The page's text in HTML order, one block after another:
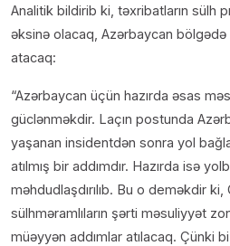
Analitik bildirib ki, təxribatların sülh
əksinə olacaq, Azərbaycan bölgədə
atacaq:
“Azərbaycan üçün hazırda əsas
güclənməkdir. Laçın postunda
yaşanan insidentdən sonra yol
atılmış bir addımdır. Hazırda isə
məhdudlaşdırılıb. Bu o deməkdir ki,
sülhməramlıların şərti məsuliyyət
müəyyən addımlar atılacaq. Çünki